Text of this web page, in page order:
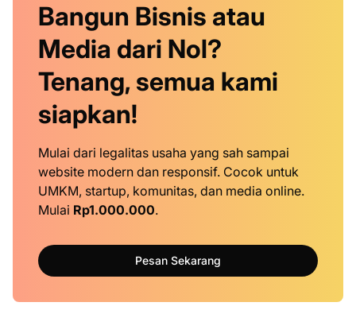
Bangun Bisnis atau
Media dari Nol?
Tenang, semua kami
siapkan!
Mulai dari legalitas usaha yang sah sampai
website modern dan responsif. Cocok untuk
UMKM, startup, komunitas, dan media online.
Mulai Rp1.000.000.
Pesan Sekarang